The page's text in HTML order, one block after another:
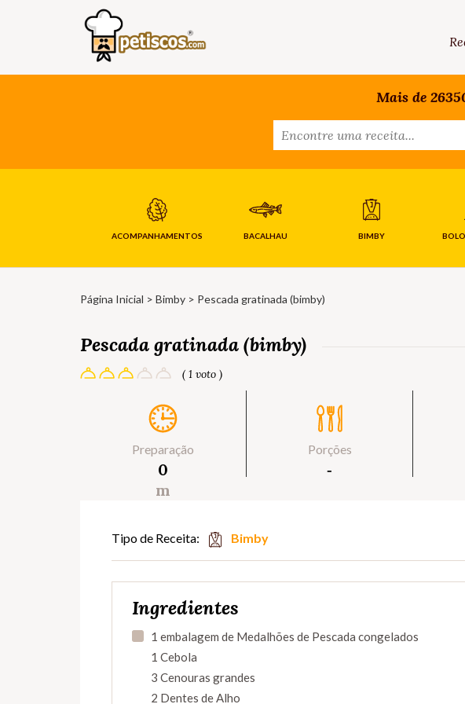
Mais de
ACOMPANHAMENTOS BACALHAU BIMBY
Página Inicial > Bimby > Pescada gratinada (bimby)
Pescada gratinada (bimby)
( 1 voto )
Preparação
0
m
Porções
‐
Tipo de Receita: Bimby
Ingredientes
1 embalagem de Medalhões de Pescada congelados
1 Cebola
3 Cenouras grandes
2 Dentes de Alho